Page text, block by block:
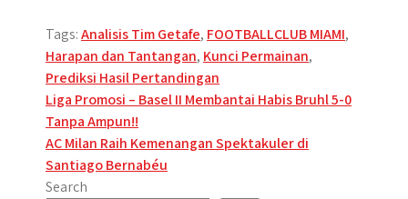
Tags:Analisis Tim Getafe, FOOTBALLCLUB MIAMI,
Harapan dan Tantangan, Kunci Permainan,
Prediksi Hasil Pertandingan
Post
navigation
Liga Promosi – Basel II Membantai Habis Bruhl 5-0
Tanpa Ampun!!
AC Milan Raih Kemenangan Spektakuler di
Santiago Bernabéu
Search